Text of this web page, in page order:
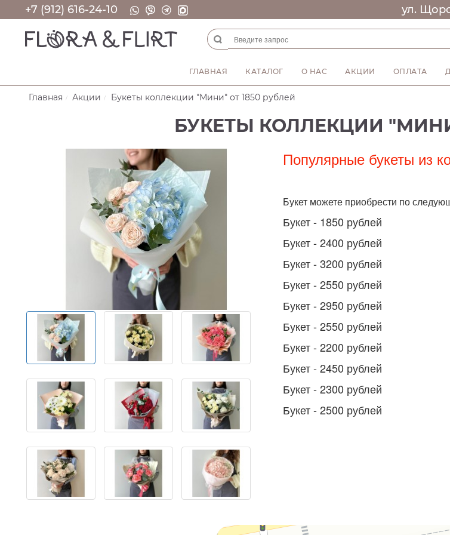
+7 (912) 616-24-10 ул.
ГЛАВНАЯ КАТАЛОГ О НАС АКЦИИ ОПЛАТА
Главная Акции Букеты коллекции "Мини" от 1850 рублей
БУКЕТЫ КОЛЛЕКЦИИ
Популярные букеты из
Букет можете приобрести по
Букет - 1850 рублей
Букет - 2400 рублей
Букет - 3200 рублей
Букет - 2550 рублей
Букет - 2950 рублей
Букет - 2550 рублей
Букет - 2200 рублей
Букет - 2450 рублей
Букет - 2300 рублей
Букет - 2500 рублей